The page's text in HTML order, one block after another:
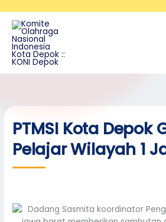
content
PTMSI Kota Depok
Pelajar Wilayah 1
r
s
i
p